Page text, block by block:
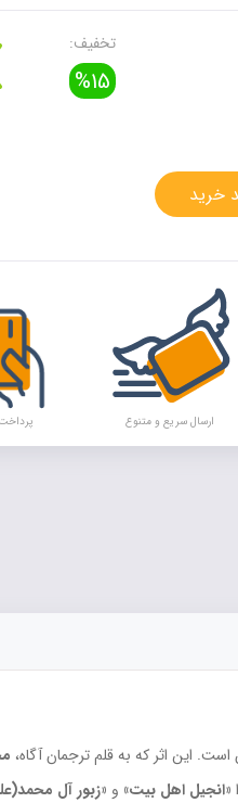
تخفیف:
%15
خرید
ارسال سریع و متنوع
است. این اثر که به قلم ترجمان آگاه،
«انجیل اهل بیت» و «زبور آل